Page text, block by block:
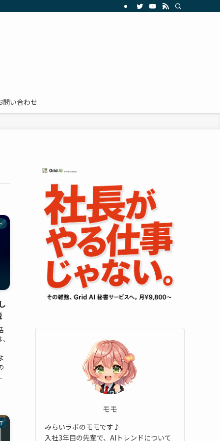
問い合わせ
モモ
みらいラボのモモです♪
入社3年目の先輩で、AIトレンドについて